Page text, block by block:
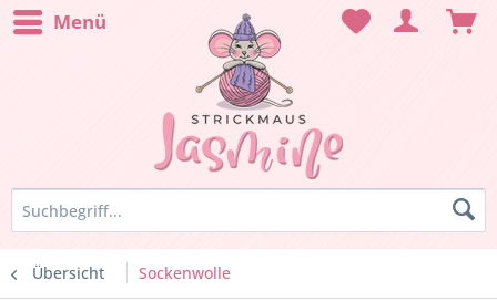
Menü
Übersicht Sockenwolle